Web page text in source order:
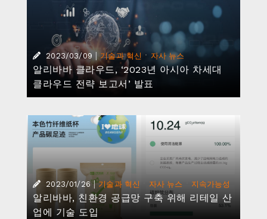
2023/03/09 기술과 혁신 · 자사 뉴스
알리바바 클라우드, ‘2023년 아시아 차세대
클라우드 전략 보고서’ 발표
2023/01/26 | 기술과 혁신 자사 뉴스 지속가능성
알리바바, 친환경 공급망 구축 위해 리테일 산
업에 기술 도입